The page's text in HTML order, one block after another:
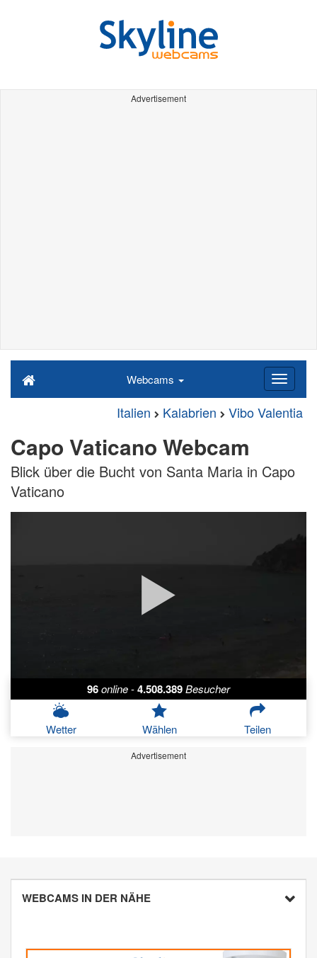
Advertisement
Webcams
Italien Kalabrien Vibo Valentia
Capo Vaticano Webcam
Blick über die Bucht von Santa Maria in Capo
Vaticano
96online-4.508.389Besucher
Wetter Wählen Teilen
Advertisement
WEBCAMS IN DER NÄHE